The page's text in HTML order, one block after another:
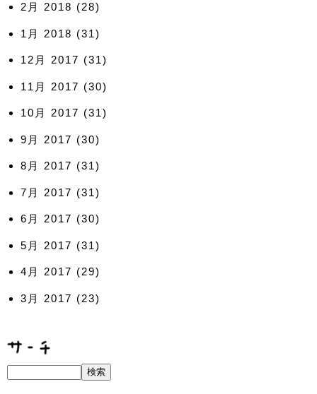
2月 2018 (28)
1月 2018 (31)
12月 2017 (31)
11月 2017 (30)
10月 2017 (31)
9月 2017 (30)
8月 2017 (31)
7月 2017 (31)
6月 2017 (30)
5月 2017 (31)
4月 2017 (29)
3月 2017 (23)